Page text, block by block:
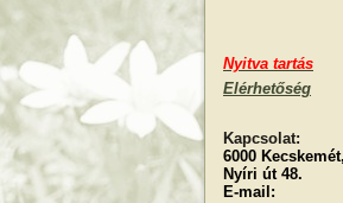
Nyitva tartás
Elérhetőség
Kapcsolat:
6000 Kecskemét,
Nyíri út 48.
E-mail: